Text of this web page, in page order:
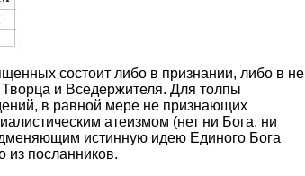
состоит либо в признании, либо в не
и Вседержителя. Для толпы
в равной мере не признающих
атеизмом (нет ни Бога, ни
истинную идею Единого Бога
из посланников.